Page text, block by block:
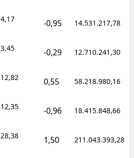
4,17 -0,95 14.531.217,78
3,45 -0,29 12.710.241,30
12,82 0,55 58.218.980,16
12,35 -0,96 18.415.848,66
28,38 1,50 211.043.393,28